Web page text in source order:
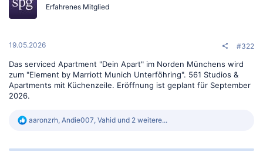
o
:
Erfahrenes Mitglied
19.05.2026 #322
Das serviced Apartment "Dein Apart" im Norden Münchens wird
zum "Element by Marriott Munich Unterföhring". 561 Studios &
Apartments mit Küchenzeile. Eröffnung ist geplant für September
2026.
R
k
aaronzrh, Andie007, Vahid und 2 weitere...